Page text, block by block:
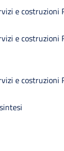
e costruzioni
e costruzioni
e costruzioni